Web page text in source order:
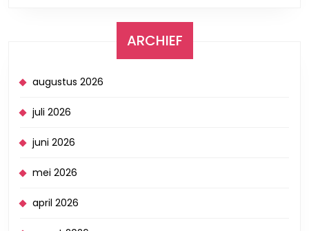
ARCHIEF
augustus 2026
juli 2026
juni 2026
mei 2026
april 2026